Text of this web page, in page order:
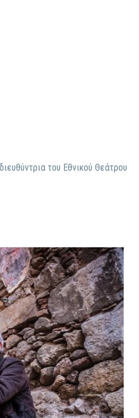
του Εθνικού Θεάτρου